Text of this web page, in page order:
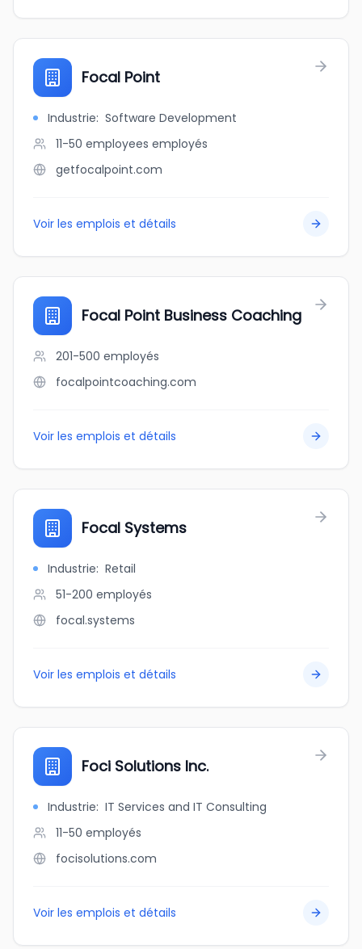
Focal Point
Industrie: Software Development
11-50 employees employés
getfocalpoint.com
Voir les emplois et détails
Focal Point Business Coaching
201-500 employés
focalpointcoaching.com
Voir les emplois et détails
Focal Systems
Industrie: Retail
51-200 employés
focal.systems
Voir les emplois et détails
Foci Solutions Inc.
Industrie: IT Services and IT Consulting
11-50 employés
focisolutions.com
Voir les emplois et détails